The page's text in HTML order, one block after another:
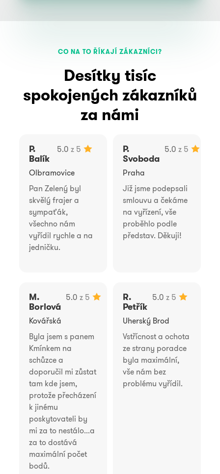
CO NA TO ŘÍKAJÍ ZÁKAZNÍCI?
Desítky tisíc
spokojených zákazníků
za námi
5.0 z 5
P.
Balík
Olbramovice
Pan Zelený byl
skvělý frajer a
sympaťák,
všechno nám
vyřídil rychle a na
jedničku.
5.0 z 5
P.
Svoboda
Praha
Již jsme podepsali
smlouvu a čekáme
na vyřízení, vše
proběhlo podle
představ. Děkuji!
5.0 z 5
M.
Borlová
Kovářská
Byla jsem s panem
Kmínkem na
schůzce a
doporučil mi zůstat
tam kde jsem,
protože přecházení
k jinému
poskytovateli by
mi za to nestálo...a
za to dostává
maximální počet
bodů.
5.0 z 5
R.
Petřík
Uherský Brod
Vstřícnost a ochota
ze strany poradce
byla maximální,
vše nám bez
problému vyřídil.